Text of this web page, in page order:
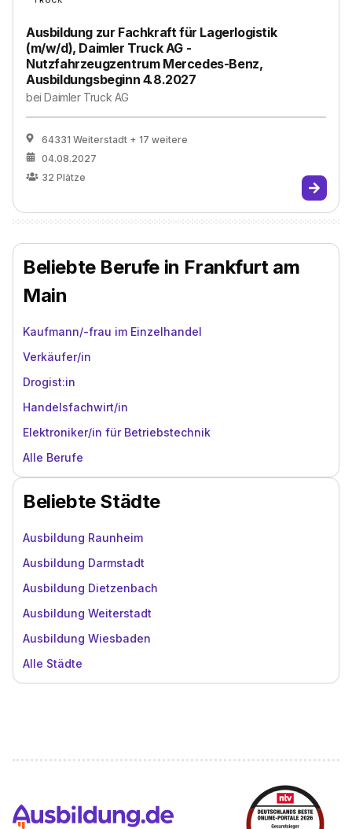
Ausbildung zur Fachkraft für Lagerlogistik
(m/w/d), Daimler Truck AG -
Nutzfahrzeugzentrum Mercedes-Benz,
Ausbildungsbeginn 4.8.2027
beiDaimler Truck AG
64331 Weiterstadt + 17 weitere
04.08.2027
32 Plätze
Beliebte Berufe in Frankfurt am
Main
Kaufmann/-frau im Einzelhandel
Verkäufer/in
Drogist:in
Handelsfachwirt/in
Elektroniker/in für Betriebstechnik
Alle Berufe
Beliebte Städte
Ausbildung Raunheim
Ausbildung Darmstadt
Ausbildung Dietzenbach
Ausbildung Weiterstadt
Ausbildung Wiesbaden
Alle Städte